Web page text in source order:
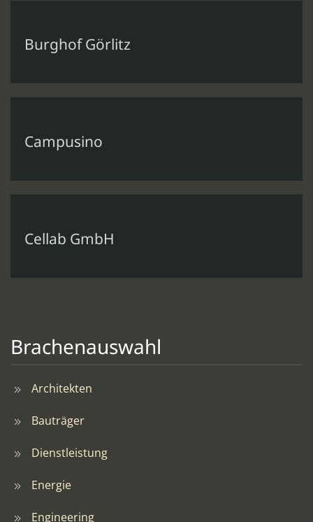
Burghof Görlitz
Campusino
Cellab GmbH
Brachenauswahl
Architekten
Bauträger
Dienstleistung
Energie
Engineering